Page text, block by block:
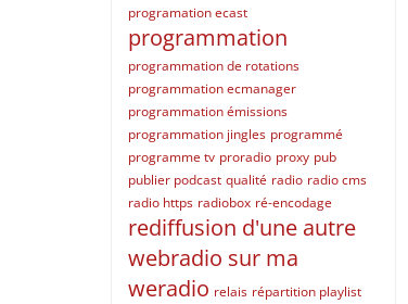
programation ecast
programmation
programmation de rotations
programmation ecmanager
programmation émissions
programmation jingles programmé
programme tv proradio proxy pub
publier podcast qualité radio radio cms
radio https radiobox ré-encodage
rediffusion d'une autre
webradio sur ma
weradio relais répartition playlist